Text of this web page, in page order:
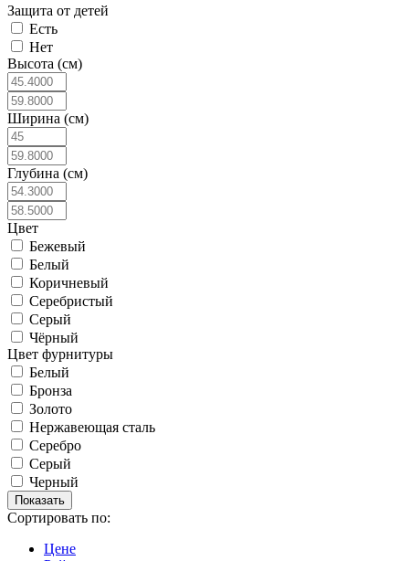
Защита от детей
Есть
Нет
Высота (см)
Ширина (см)
Глубина (см)
Цвет
Бежевый
Белый
Коричневый
Серебристый
Серый
Чёрный
Цвет фурнитуры
Белый
Бронза
Золото
Нержавеющая сталь
Серебро
Серый
Черный
Сортировать по:
Цене